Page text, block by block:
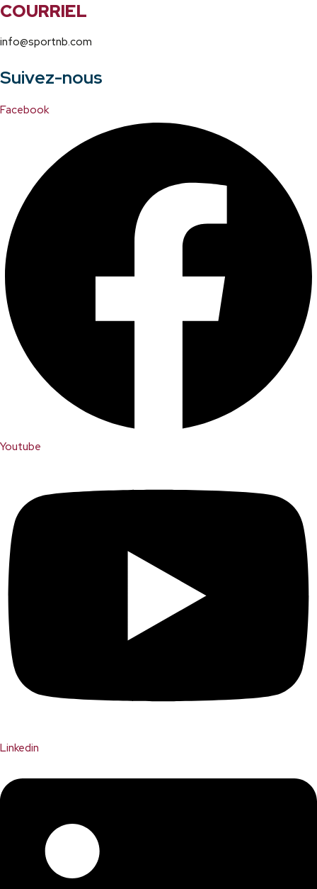
COURRIEL
info@sportnb.com
Suivez-nous
Facebook
Youtube
Linkedin